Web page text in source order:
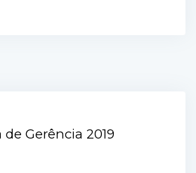
de Gerência 2019